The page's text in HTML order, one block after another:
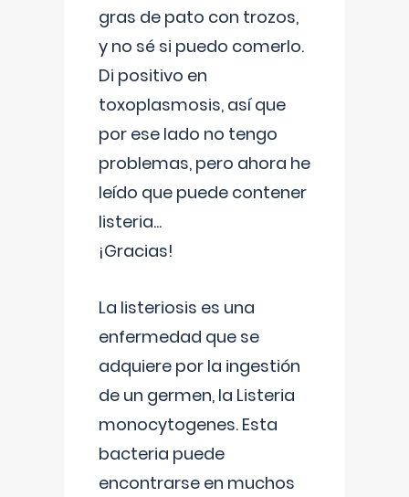
gras de pato con trozos,
y no sé si puedo comerlo.
Di positivo en
toxoplasmosis, así que
por ese lado no tengo
problemas, pero ahora he
leído que puede contener
listeria...
¡Gracias!
La listeriosis es una
enfermedad que se
adquiere por la ingestión
de un germen, la Listeria
monocytogenes. Esta
bacteria puede
encontrarse en muchos